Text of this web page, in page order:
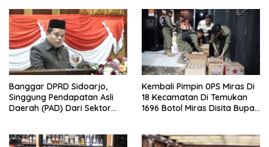
Banggar DPRD Sidoarjo,
Singgung Pendapatan Asli
Daerah (PAD) Dari Sektor
Evaluasi Secara Menyeluruh
Kembali Pimpin 0PS Miras Di
18 Kecamatan Di Temukan
1696 Botol Miras Disita Bupati